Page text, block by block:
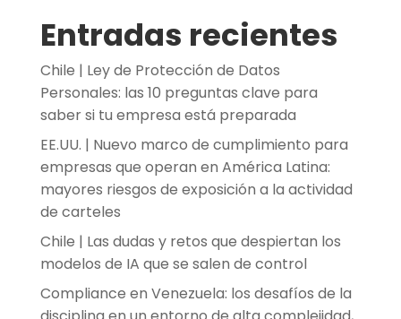
Entradas recientes
Chile | Ley de Protección de Datos
Personales: las 10 preguntas clave para
saber si tu empresa está preparada
EE.UU. | Nuevo marco de cumplimiento para
empresas que operan en América Latina:
mayores riesgos de exposición a la actividad
de carteles
Chile | Las dudas y retos que despiertan los
modelos de IA que se salen de control
Compliance en Venezuela: los desafíos de la